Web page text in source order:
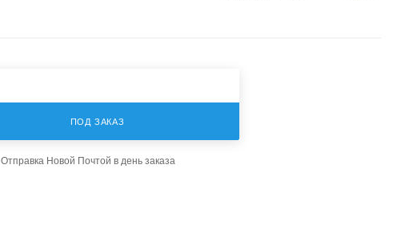
ПОД ЗАКАЗ
Отправка Новой Почтой в день заказа